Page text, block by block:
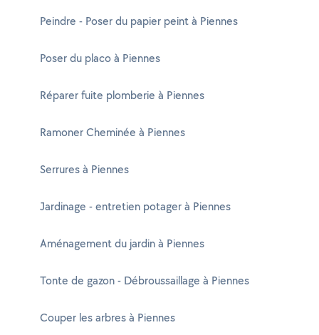
Peindre - Poser du papier peint à Piennes
Poser du placo à Piennes
Réparer fuite plomberie à Piennes
Ramoner Cheminée à Piennes
Serrures à Piennes
Jardinage - entretien potager à Piennes
Aménagement du jardin à Piennes
Tonte de gazon - Débroussaillage à Piennes
Couper les arbres à Piennes